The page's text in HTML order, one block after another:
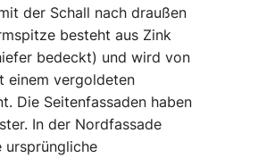
der Schall nach draußen
besteht aus Zink
bedeckt) und wird von
einem vergoldeten
Die Seitenfassaden haben
In der Nordfassade
ursprüngliche